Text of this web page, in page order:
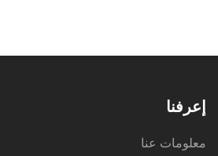
إعرفنا
معلومات عنا